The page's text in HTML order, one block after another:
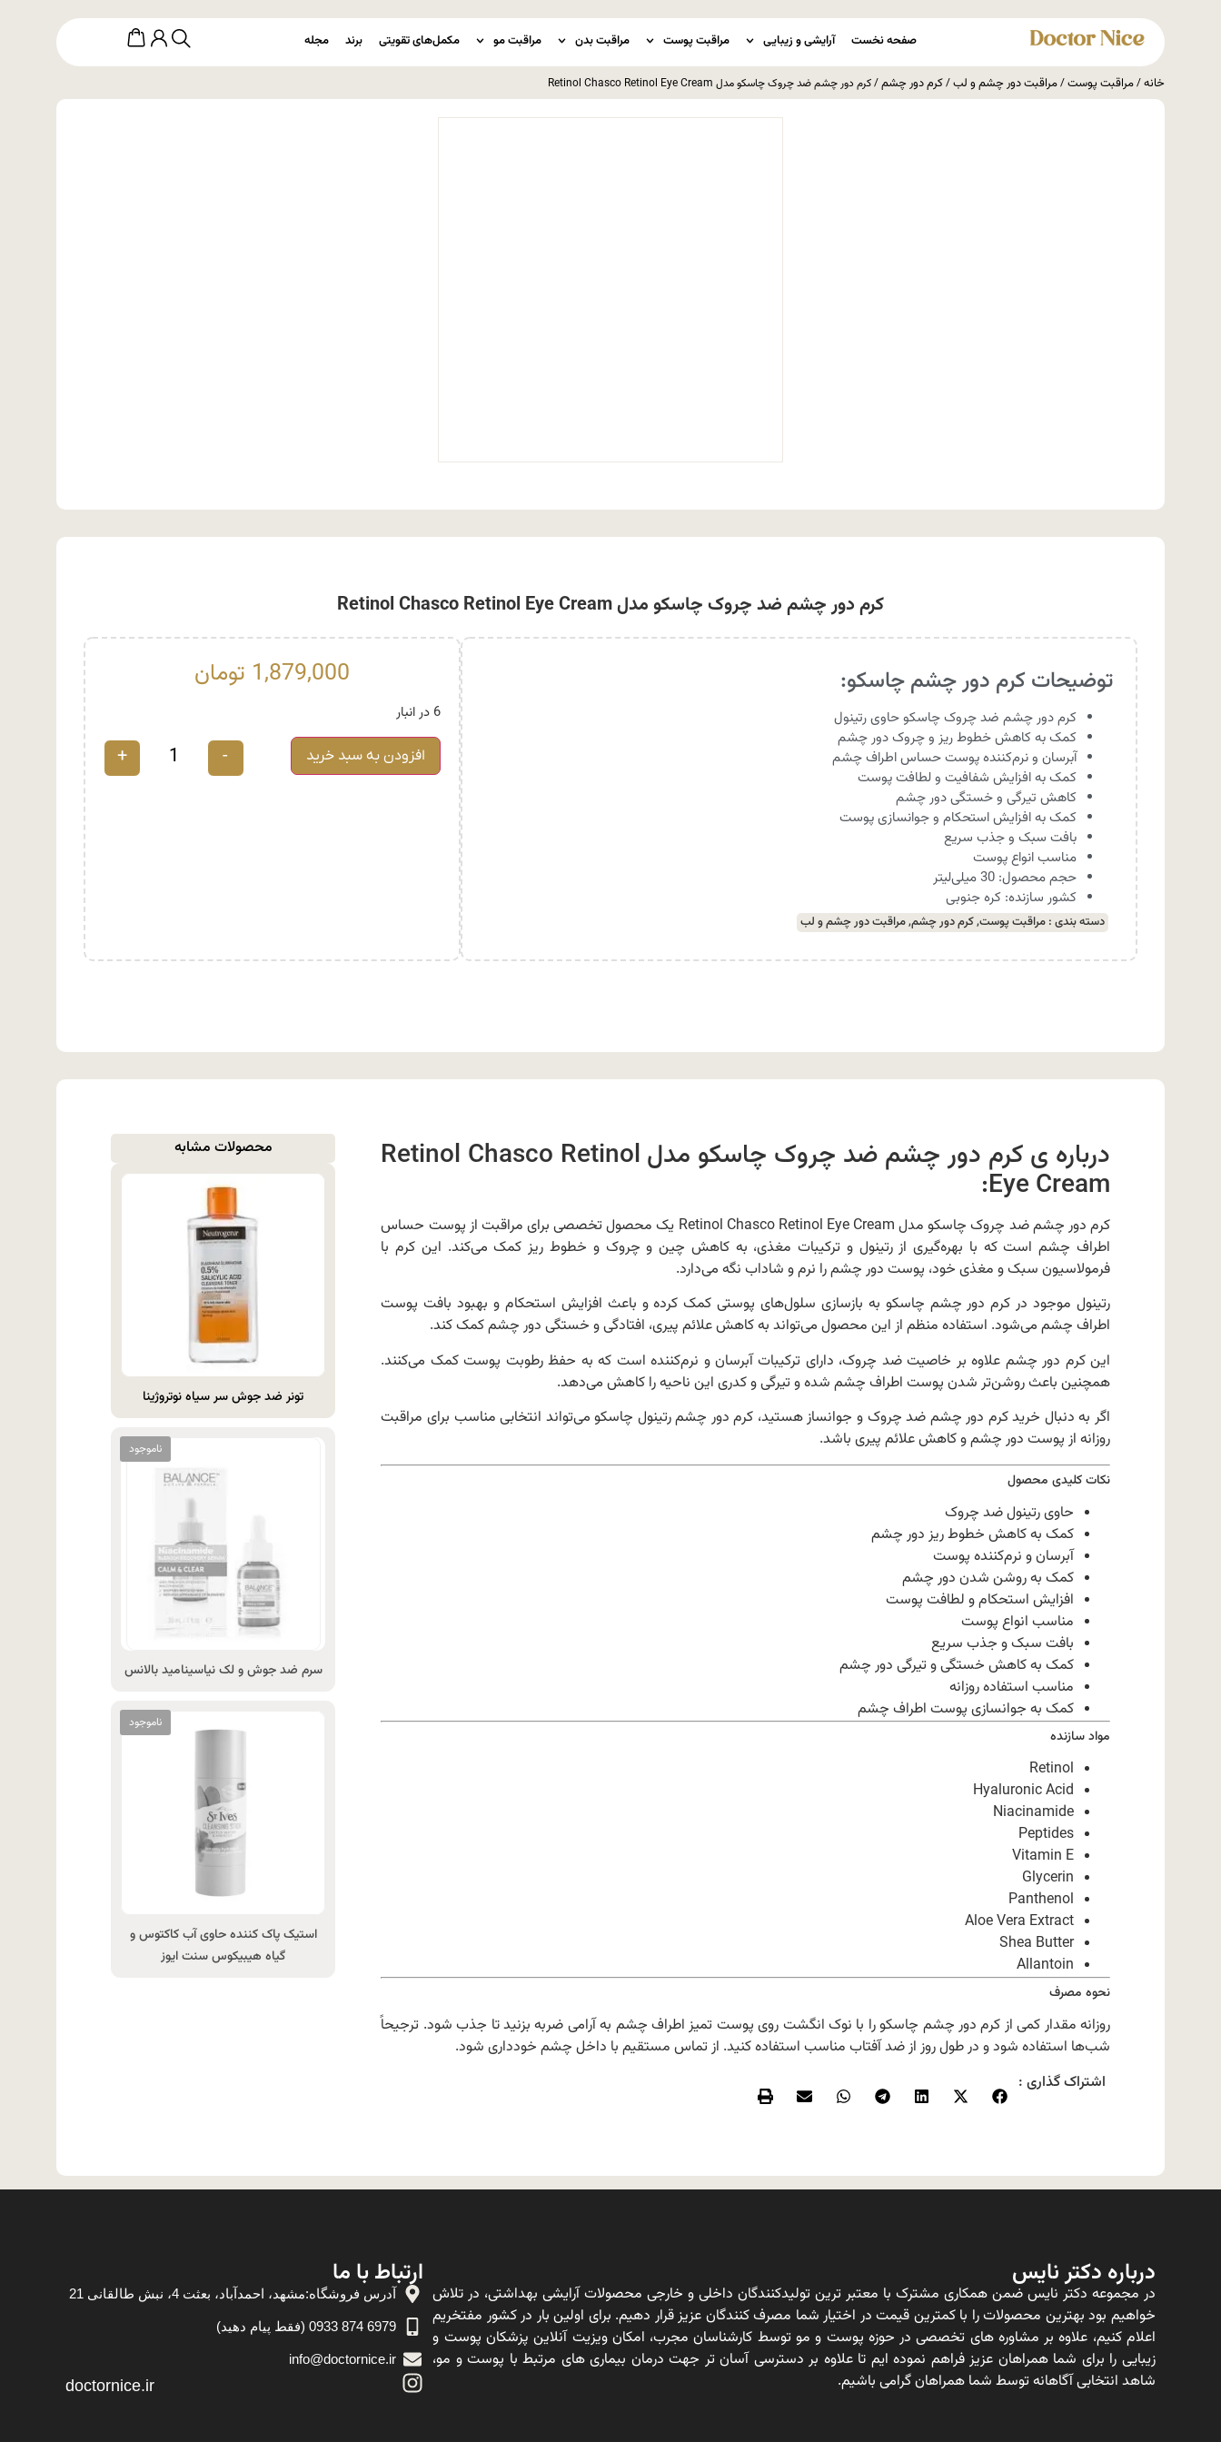
صفحه نخست آرایشی و زیبایی مراقبت پوست مراقبت بدن مراقبت مو مکمل‌های تقویتی برند مجله
خانه/مراقبت پوست/مراقبت دور چشم و لب/کرم دور چشم/ کرم دور چشم ضد چروک چاسکو مدل Retinol Chasco Retinol Eye Cream
کرم دور چشم ضد چروک چاسکو مدل Retinol Chasco Retinol Eye Cream
توضیحات کرم دور چشم چاسکو:
کرم دور چشم ضد چروک چاسکو حاوی رتینول
کمک به کاهش خطوط ریز و چروک دور چشم
آبرسان و نرم‌کننده پوست حساس اطراف چشم
کمک به افزایش شفافیت و لطافت پوست
کاهش تیرگی و خستگی دور چشم
کمک به افزایش استحکام و جوانسازی پوست
بافت سبک و جذب سریع
مناسب انواع پوست
حجم محصول: 30 میلی‌لیتر
کشور سازنده: کره جنوبی
دسته بندی : مراقبت پوست,کرم دور چشم,مراقبت دور چشم و لب
1,879,000 تومان
6 در انبار
-
+ افزودن به سبد خرید
درباره ی کرم دور چشم ضد چروک چاسکو مدل Retinol Chasco Retinol
Eye Cream:
کرم دور چشم ضد چروک چاسکو مدل Retinol Chasco Retinol Eye Cream یک محصول تخصصی برای مراقبت از پوست حساس
اطراف چشم است که با بهره‌گیری از رتینول و ترکیبات مغذی، به کاهش چین و چروک و خطوط ریز کمک می‌کند. این کرم با
فرمولاسیون سبک و مغذی خود، پوست دور چشم را نرم و شاداب نگه می‌دارد.
رتینول موجود در کرم دور چشم چاسکو به بازسازی سلول‌های پوستی کمک کرده و باعث افزایش استحکام و بهبود بافت پوست
اطراف چشم می‌شود. استفاده منظم از این محصول می‌تواند به کاهش علائم پیری، افتادگی و خستگی دور چشم کمک کند.
این کرم دور چشم علاوه بر خاصیت ضد چروک، دارای ترکیبات آبرسان و نرم‌کننده است که به حفظ رطوبت پوست کمک می‌کنند.
همچنین باعث روشن‌تر شدن پوست اطراف چشم شده و تیرگی و کدری این ناحیه را کاهش می‌دهد.
اگر به دنبال خرید کرم دور چشم ضد چروک و جوانساز هستید، کرم دور چشم رتینول چاسکو می‌تواند انتخابی مناسب برای مراقبت
روزانه از پوست دور چشم و کاهش علائم پیری باشد.
نکات کلیدی محصول
حاوی رتینول ضد چروک
کمک به کاهش خطوط ریز دور چشم
آبرسان و نرم‌کننده پوست
کمک به روشن شدن دور چشم
افزایش استحکام و لطافت پوست
مناسب انواع پوست
بافت سبک و جذب سریع
کمک به کاهش خستگی و تیرگی دور چشم
مناسب استفاده روزانه
کمک به جوانسازی پوست اطراف چشم
مواد سازنده
Retinol
Hyaluronic Acid
Niacinamide
Peptides
Vitamin E
Glycerin
Panthenol
Aloe Vera Extract
Shea Butter
Allantoin
نحوه مصرف
روزانه مقدار کمی از کرم دور چشم چاسکو را با نوک انگشت روی پوست تمیز اطراف چشم به آرامی ضربه بزنید تا جذب شود. ترجیحاً
شب‌ها استفاده شود و در طول روز از ضد آفتاب مناسب استفاده کنید. از تماس مستقیم با داخل چشم خودداری شود.
اشتراک گذاری :
محصولات مشابه
تونر ضد جوش سر سیاه نوتروژینا
سرم ضد جوش و لک نیاسینامید بالانس
استیک پاک کننده حاوی آب کاکتوس و
گیاه هیبیکوس سنت ایوز
درباره دکتر نایس
در مجموعه دکتر نایس ضمن همکاری مشترک با معتبر ترین تولیدکنندگان داخلی و خارجی محصولات آرایشی بهداشتی، در تلاش
خواهیم بود بهترین محصولات را با کمترین قیمت در اختیار شما مصرف کنندگان عزیز قرار دهیم. برای اولین بار در کشور مفتخریم
اعلام کنیم، علاوه بر مشاوره های تخصصی در حوزه پوست و مو توسط کارشناسان مجرب، امکان ویزیت آنلاین پزشکان پوست و
زیبایی را برای شما همراهان عزیز فراهم نموده ایم تا علاوه بر دسترسی آسان تر جهت درمان بیماری های مرتبط با پوست و مو،
شاهد انتخابی آگاهانه توسط شما همراهان گرامی باشیم.
ارتباط با ما
آدرس فروشگاه:مشهد، احمدآباد، بعثت 4، نبش طالقانی 21
6979 874 0933 (فقط پیام دهید)
info@doctornice.ir
doctornice.ir